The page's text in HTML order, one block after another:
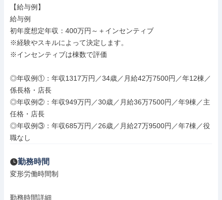
【給与例】
給与例
初年度想定年収：400万円～＋インセンティブ
※経験やスキルによって決定します。
※インセンティブは棟数で評価
◎年収例①：年収1317万円／34歳／月給42万7500円／年12棟／
係長格・店長
◎年収例②：年収949万円／30歳／月給36万7500円／年9棟／主
任格・店長
◎年収例③：年収685万円／26歳／月給27万9500円／年7棟／役
職なし
勤務時間
変形労働時間制
勤務時間詳細